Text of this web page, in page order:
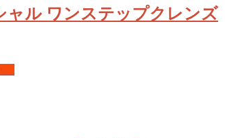
ル ワンステップクレンズ